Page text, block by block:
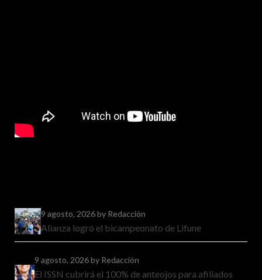
9 agosto, 2026by Redacción
Alianza logró el bicampeonato de Lifune
9 agosto, 2026by Redacción
El ISSN cubrirá el 100% de anteojos para afiliados